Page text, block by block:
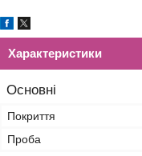
Характеристики
Основні
Покриття
Проба